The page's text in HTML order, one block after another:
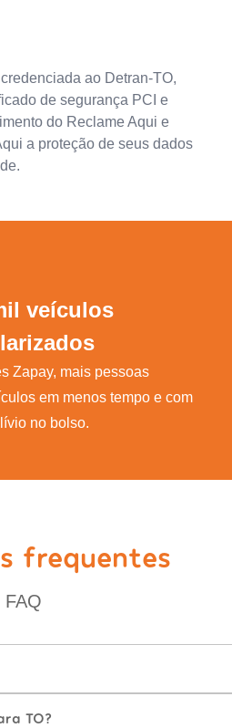
ao Detran-TO,
de segurança PCI e
do Reclame Aqui e
a proteção de seus dados
veículos
Zapay, mais pessoas
em menos tempo e com
no bolso.
frequentes
FAQ
TO?